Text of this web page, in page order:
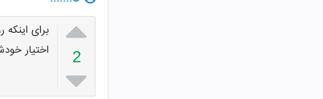

2

برای
اختیار